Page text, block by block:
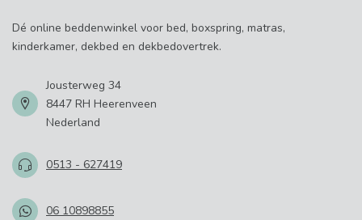
Dé online beddenwinkel voor bed, boxspring, matras,
kinderkamer, dekbed en dekbedovertrek.
Jousterweg 34
8447 RH Heerenveen
Nederland
0513 - 627419
06 10898855